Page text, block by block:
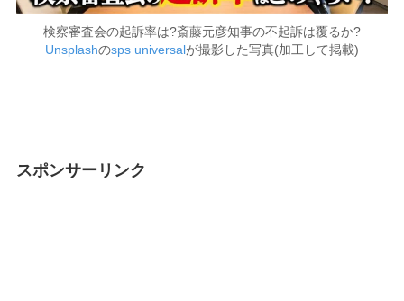
検察審査会の起訴率は?斎藤元彦知事の不起訴は覆るか?
Unsplashのsps universalが撮影した写真(加工して掲載)
スポンサーリンク